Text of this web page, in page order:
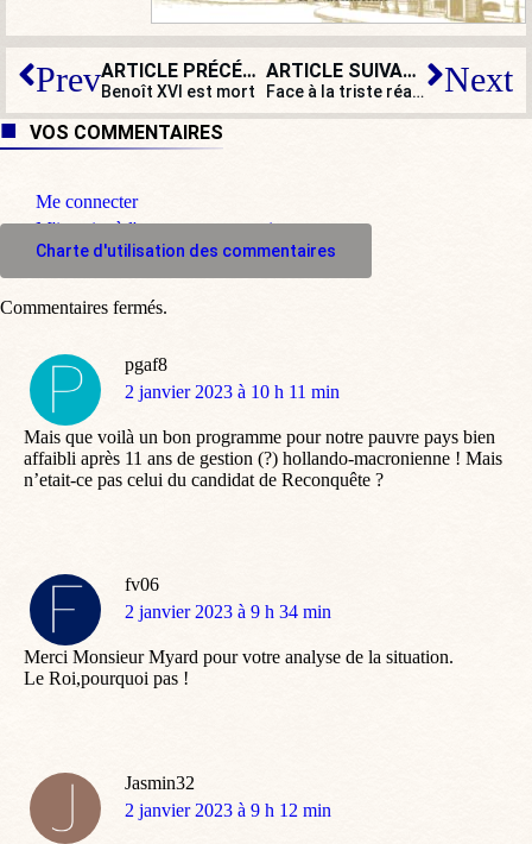
Prev ARTICLE PRÉCÉDENT
Benoît XVI est mort
ARTICLE SUIVANT
Face à la triste réalité de 2022, commençons 2023 par un conte… Next
VOS COMMENTAIRES
Me connecter
M'inscrire à l'espace commentaire
Charte d'utilisation des commentaires
pgaf8
dit
2 janvier 2023 à 10 h 11 min
Mais que voilà un bon programme pour notre pauvre pays bien
affaibli après 11 ans de gestion (?) hollando-macronienne ! Mais
n’etait-ce pas celui du candidat de Reconquête ?
fv06
dit
2 janvier 2023 à 9 h 34 min
Merci Monsieur Myard pour votre analyse de la situation.
Le Roi,pourquoi pas !
Jasmin32
dit
2 janvier 2023 à 9 h 12 min
Commentaires fermés.